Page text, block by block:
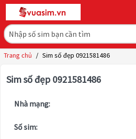
Trang chủ / Sim số đẹp 0921581486
Sim số đẹp 0921581486
Nhà mạng:
Số sim: